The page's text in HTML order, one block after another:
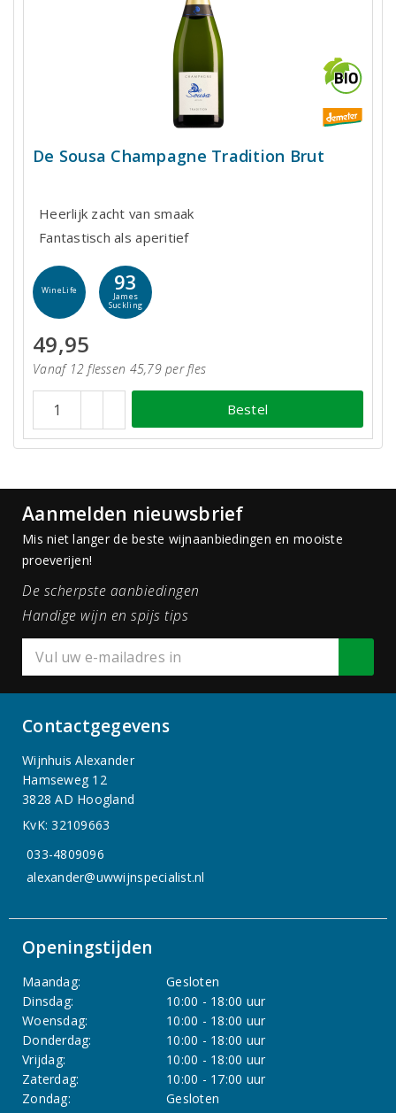
De Sousa Champagne Tradition Brut
Heerlijk zacht van smaak
Fantastisch als aperitief
WineLife 93
James
Suckling
49,95
Vanaf 12 flessen 45,79 per fles
Bestel
Aanmelden nieuwsbrief
Mis niet langer de beste wijnaanbiedingen en mooiste
proeverijen!
De scherpste aanbiedingen
Handige wijn en spijs tips
Contactgegevens
Wijnhuis Alexander
Hamseweg 12
3828 AD Hoogland
KvK: 32109663
033-4809096
alexander@uwwijnspecialist.nl
Openingstijden
Maandag:
Gesloten
Dinsdag:
10:00 - 18:00 uur
Woensdag:
10:00 - 18:00 uur
Donderdag:
10:00 - 18:00 uur
Vrijdag:
10:00 - 18:00 uur
Zaterdag:
10:00 - 17:00 uur
Zondag:
Gesloten